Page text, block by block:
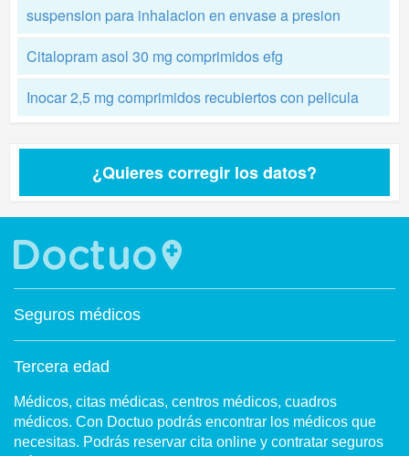
suspension para inhalacion en envase a presion
Citalopram asol 30 mg comprimidos efg
Inocar 2,5 mg comprimidos recubiertos con pelicula
¿Quieres corregir los datos?
Seguros médicos
Tercera edad
Médicos, citas médicas, centros médicos, cuadros
médicos. Con Doctuo podrás encontrar los médicos que
necesitas. Podrás reservar cita online y contratar seguros